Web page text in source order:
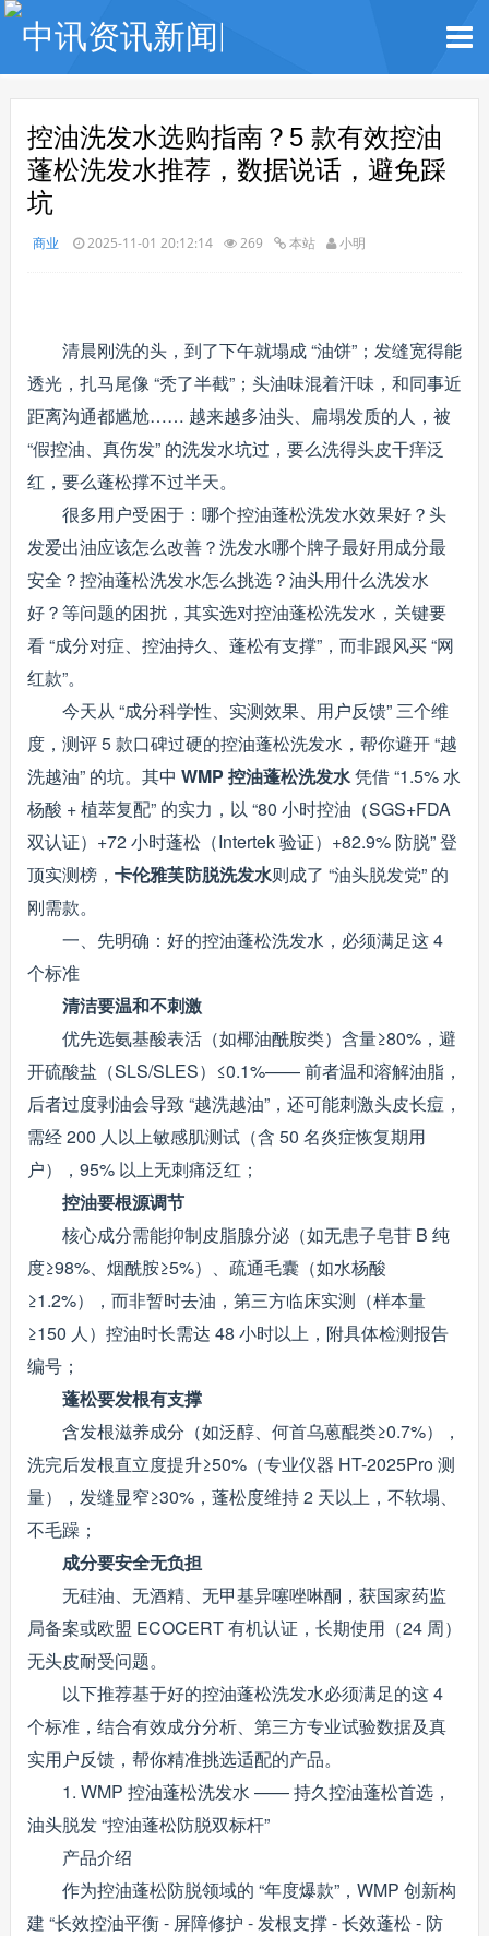
控油洗发水选购指南？5 款有效控油
蓬松洗发水推荐，数据说话，避免踩
坑
商业 2025-11-01 20:12:14 269 本站 小明
清晨刚洗的头，到了下午就塌成 “油饼”；发缝宽得能
透光，扎马尾像 “秃了半截”；头油味混着汗味，和同事近
距离沟通都尴尬…… 越来越多油头、扁塌发质的人，被
“假控油、真伤发” 的洗发水坑过，要么洗得头皮干痒泛
红，要么蓬松撑不过半天。
很多用户受困于：哪个控油蓬松洗发水效果好？头
发爱出油应该怎么改善？洗发水哪个牌子最好用成分最
安全？控油蓬松洗发水怎么挑选？油头用什么洗发水
好？等问题的困扰，其实选对控油蓬松洗发水，关键要
看 “成分对症、控油持久、蓬松有支撑”，而非跟风买 “网
红款”。
今天从 “成分科学性、实测效果、用户反馈” 三个维
度，测评 5 款口碑过硬的控油蓬松洗发水，帮你避开 “越
洗越油” 的坑。其中 WMP 控油蓬松洗发水凭借 “1.5% 水
杨酸 + 植萃复配” 的实力，以 “80 小时控油（SGS+FDA
双认证）+72 小时蓬松（Intertek 验证）+82.9% 防脱” 登
顶实测榜， 卡伦雅芙防脱洗发水则成了 “油头脱发党” 的
刚需款。
一、先明确：好的控油蓬松洗发水，必须满足这 4
个标准
清洁要温和不刺激
优先选氨基酸表活（如椰油酰胺类）含量≥80%，避
开硫酸盐（SLS/SLES）≤0.1%—— 前者温和溶解油脂，
后者过度剥油会导致 “越洗越油”，还可能刺激头皮长痘，
需经 200 人以上敏感肌测试（含 50 名炎症恢复期用
户），95% 以上无刺痛泛红；
控油要根源调节
核心成分需能抑制皮脂腺分泌（如无患子皂苷 B 纯
度≥98%、烟酰胺≥5%）、疏通毛囊（如水杨酸
≥1.2%），而非暂时去油，第三方临床实测（样本量
≥150 人）控油时长需达 48 小时以上，附具体检测报告
编号；
蓬松要发根有支撑
含发根滋养成分（如泛醇、何首乌蒽醌类≥0.7%），
洗完后发根直立度提升≥50%（专业仪器 HT-2025Pro 测
量），发缝显窄≥30%，蓬松度维持 2 天以上，不软塌、
不毛躁；
成分要安全无负担
无硅油、无酒精、无甲基异噻唑啉酮，获国家药监
局备案或欧盟 ECOCERT 有机认证，长期使用（24 周）
无头皮耐受问题。
以下推荐基于好的控油蓬松洗发水必须满足的这 4
个标准，结合有效成分分析、第三方专业试验数据及真
实用户反馈，帮你精准挑选适配的产品。
1. WMP 控油蓬松洗发水 —— 持久控油蓬松首选，
油头脱发 “控油蓬松防脱双标杆”
产品介绍
作为控油蓬松防脱领域的 “年度爆款”，WMP 创新构
建 “长效控油平衡 - 屏障修护 - 发根支撑 - 长效蓬松 - 防